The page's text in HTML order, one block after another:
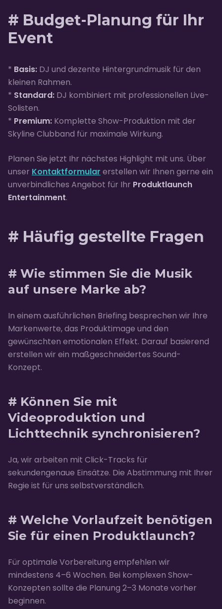
# Budget-Planung für Ihr
Event
* Basis: DJ und dezente Hintergrundmusik für den
kleinen Rahmen.
* Standard: DJ kombiniert mit professionellen Live-
Solisten.
* Premium: Komplette Show-Produktion mit der
Skyline Clubband für maximale Wirkung.
Planen Sie jetzt Ihr nächstes Highlight mit uns. Über
unser Kontaktformular erstellen wir Ihnen gerne ein
unverbindliches Angebot für Ihr Produktlaunch
Entertainment.
# Häufig gestellte Fragen
# Wie stimmen Sie die Musik
auf unsere Marke ab?
In einem ausführlichen Briefing besprechen wir Ihre
Markenwerte, das Produktimage und den
gewünschten emotionalen Effekt. Darauf basierend
erstellen wir ein maßgeschneidertes Sound-
Konzept.
# Können Sie mit
Videoproduktion und
Lichttechnik synchronisieren?
Ja, wir arbeiten mit Click-Tracks für
sekundengenaue Einsätze. Die Abstimmung mit Ihrer
Regie ist für uns selbstverständlich.
# Welche Vorlaufzeit benötigen
Sie für einen Produktlaunch?
Für optimale Vorbereitung empfehlen wir
mindestens 4–6 Wochen. Bei komplexen Show-
Konzepten sollte die Planung 2–3 Monate vorher
beginnen.